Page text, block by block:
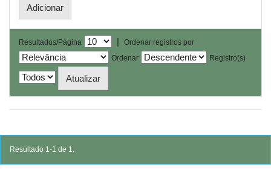
Resultados/Página |
Ordenar registros por
Ordenar
Registro(s)
Resultado 1-1 de 1.